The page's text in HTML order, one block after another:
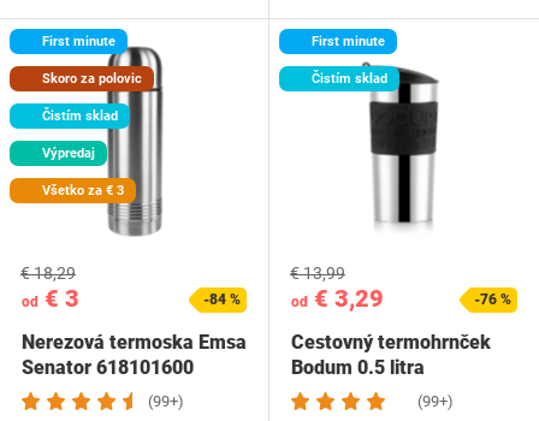
First minute
Skoro za polovic
Čistím sklad
Výpredaj
Všetko za € 3
od € 3
€ 18,29
-84 %
Nerezová termoska Emsa
Senator 618101600
(99+)
First minute
Čistím sklad
od € 3,29
€ 13,99
-76 %
Cestovný termohrnček
Bodum 0.5 litra
(99+)